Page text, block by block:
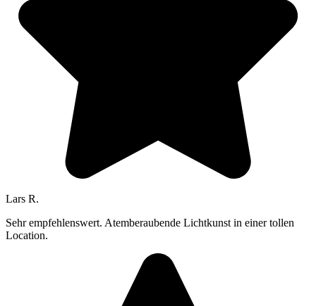
Lars R.
Sehr empfehlenswert. Atemberaubende Lichtkunst in einer tollen
Location.